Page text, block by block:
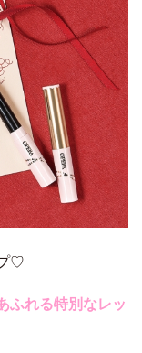
♡
ふれる特別なレッ